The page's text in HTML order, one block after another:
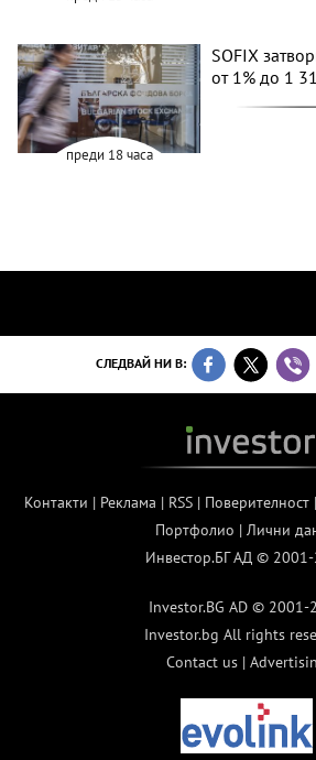
преди 18 часа
SOFIX
от 1% до 1
СЛЕДВАЙ НИ В:
Контакти | Реклама | RSS| Поверителност|
Портфолио | Лични
Инвестор.БГ АД ©
Investor.BG AD © 2001-
Investor.bg All rights
Contact us |